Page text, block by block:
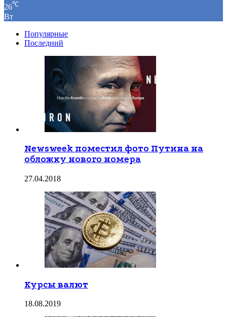
26℃
Вт
Популярные
Последний
Newsweek поместил фото Путина на
обложку нового номера
27.04.2018
Курсы валют
18.08.2019